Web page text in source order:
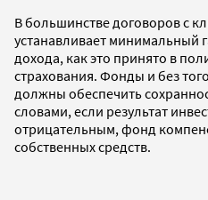
В большинстве договоров с
устанавливает минимальный
дохода, как это принято в
страхования. Фонды и без
должны обеспечить
словами, если результат
отрицательным, фонд
собственных средств.